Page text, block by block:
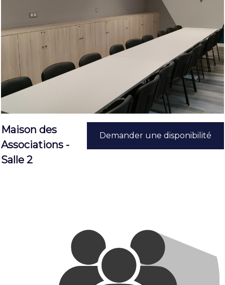
Demander une disponibilité
Maison des
Associations -
Salle 2